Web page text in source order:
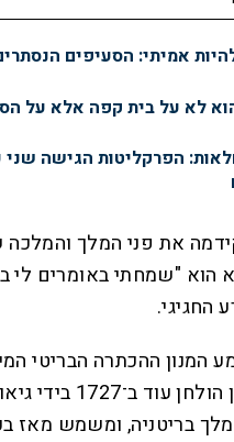
אמיתי: הסעיפים
הוא לא על בית קפה אלא על
הפרקליטות הגישה
את פני המלך והמלכה
הוא "שמחתי באומרים לי
החגיגי.
המנון ההכתרה הבריטי
הכהן".
בריטניה, ומשמש מאז